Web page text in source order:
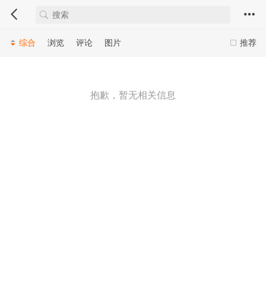
推荐
综合 浏览 评论 图片
抱歉，暂无相关信息